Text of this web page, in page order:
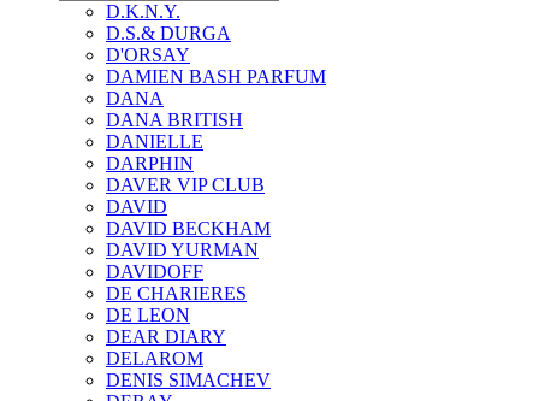
D.K.N.Y.
D.S.& DURGA
D'ORSAY
DAMIEN BASH PARFUM
DANA
DANA BRITISH
DANIELLE
DARPHIN
DAVER VIP CLUB
DAVID
DAVID BECKHAM
DAVID YURMAN
DAVIDOFF
DE CHARIERES
DE LEON
DEAR DIARY
DELAROM
DENIS SIMACHEV